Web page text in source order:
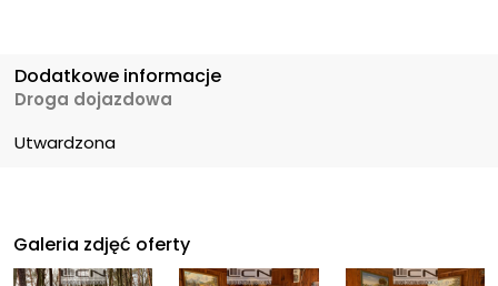
Dodatkowe informacje
Droga dojazdowa
Utwardzona
Galeria zdjęć oferty